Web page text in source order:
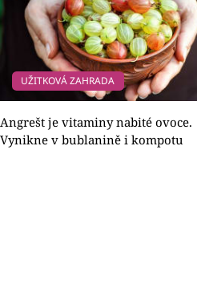
UŽITKOVÁ ZAHRADA
Angrešt je vitaminy nabité ovoce.
Vynikne v bublanině i kompotu